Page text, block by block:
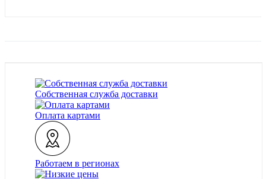
Собственная служба доставки
Оплата картами
Работаем в регионах